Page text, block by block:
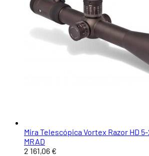
Mira Telescópica Vortex Razor HD
MRAD
2 161,06 €